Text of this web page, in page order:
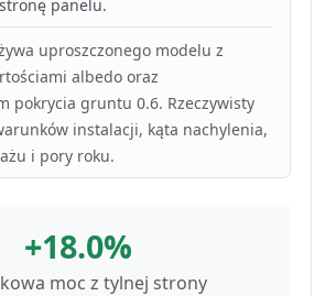
panelu.
uproszczonego modelu z
albedo oraz
pokrycia gruntu 0.6. Rzeczywisty
instalacji, kąta nachylenia,
i pory roku.
+18.0%
moc z tylnej strony